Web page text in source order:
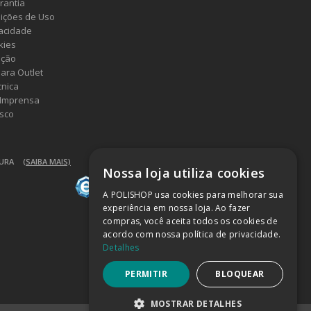
de Uso
Outlet
(SAIBA MAIS)
Nossa loja utiliza cookies
A POLISHOP usa cookies para melhorar sua
experiência em nossa loja. Ao fazer
compras, você aceita todos os cookies de
acordo com nossa política de privacidade.
Detalhes
PERMITIR BLOQUEAR
MOSTRAR DETALHES